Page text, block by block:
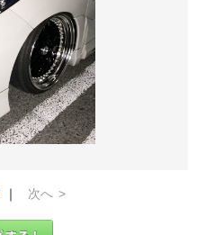
｜ 次へ >